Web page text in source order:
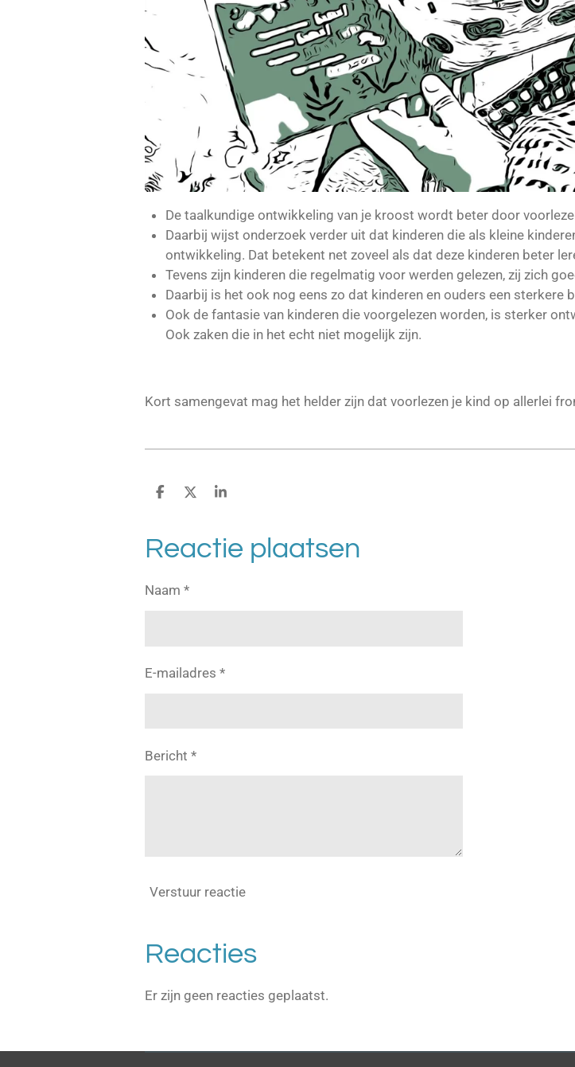
De taalkundige ontwikkeling van je kroost wordt beter door
Daarbij wijst onderzoek verder uit dat kinderen die als kleine
ontwikkeling. Dat betekent net zoveel als dat deze kinderen beter
Tevens zijn kinderen die regelmatig voor werden gelezen, zij zich
Daarbij is het ook nog eens zo dat kinderen en ouders een sterkere
Ook de fantasie van kinderen die voorgelezen worden, is sterker
Ook zaken die in het echt niet mogelijk zijn.
Kort samengevat mag het helder zijn dat voorlezen je kind op allerlei
D
e
n
D
S
r
Reactie plaatsen
Naam *
E-mailadres *
Bericht *
Verstuur reactie
Reacties
Er zijn geen reacties geplaatst.